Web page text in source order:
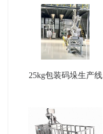
25kg包装码垛生产线